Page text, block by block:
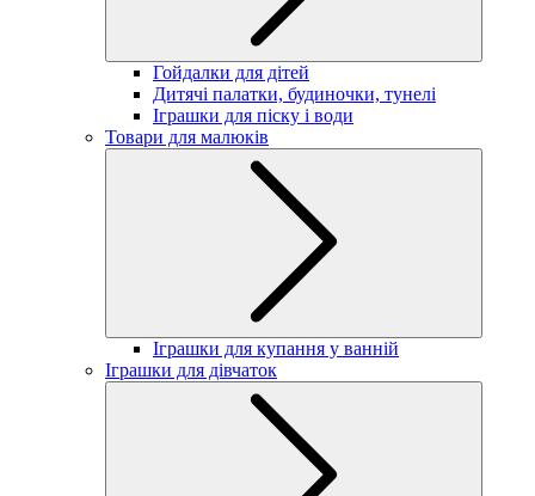
Гойдалки для дітей
Дитячі палатки, будиночки, тунелі
Іграшки для піску і води
Товари для малюків
Іграшки для купання у ванній
Іграшки для дівчаток